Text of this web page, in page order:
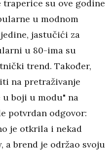
su ove godine
u modnom
jastučići za
u 80-ima su
trend. Također,
na pretraživanje
boji u modu" na
potvrdan odgovor:
je otkrila i nekad
a brend je održao svoju